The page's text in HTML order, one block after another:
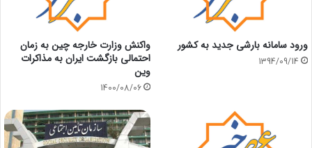
ورود سامانه بارشی جدید به کشور
1394/09/14
واکنش وزارت خارجه چین به زمان
احتمالی بازگشت ایران به مذاکرات
وین
1400/08/06